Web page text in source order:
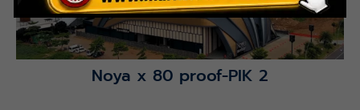
Noya x 80 proof-PIK 2